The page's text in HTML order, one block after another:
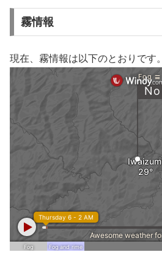
霧情報
現在、霧情報は以下のとおりです。